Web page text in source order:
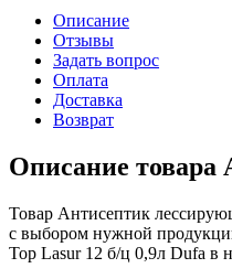
Описание
Отзывы
Задать вопрос
Оплата
Доставка
Возврат
Описание товара
Товар Антисептик
с выбором нужной
Top Lasur 12 б/ц 0,9л Dufa в